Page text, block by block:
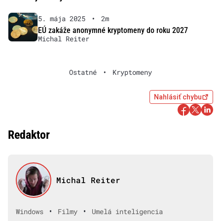
5. mája 2025 •
2m
EÚ zakáže anonymné kryptomeny do roku 2027
Michal Reiter
Ostatné • Kryptomeny
Nahlásiť chybu
Redaktor
Michal Reiter
Windows • Filmy •
Umelá inteligencia